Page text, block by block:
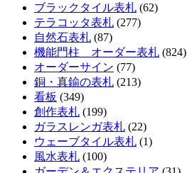
ブラックタイル表札 (62)
テラコッタ表札 (277)
自然石表札 (87)
機能門柱 オーダー表札 (824)
オーダーサイン (77)
銅・真鍮の表札 (213)
看板 (349)
創作表札 (199)
ガラスレンガ表札 (22)
ウェーブタイル表札 (1)
風水表札 (100)